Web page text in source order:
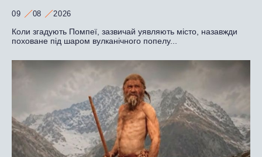
09 08 2026
Коли згадують Помпеї, зазвичай уявляють місто, назавжди
поховане під шаром вулканічного попелу...